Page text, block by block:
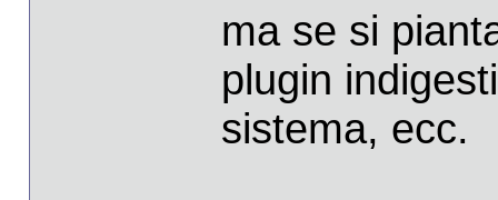
ma se si
plugin
sistema, ecc.